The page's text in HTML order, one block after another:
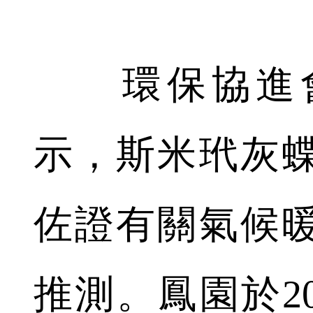
環保協進
示，斯米玳灰
佐證有關氣候
推測。鳳園於